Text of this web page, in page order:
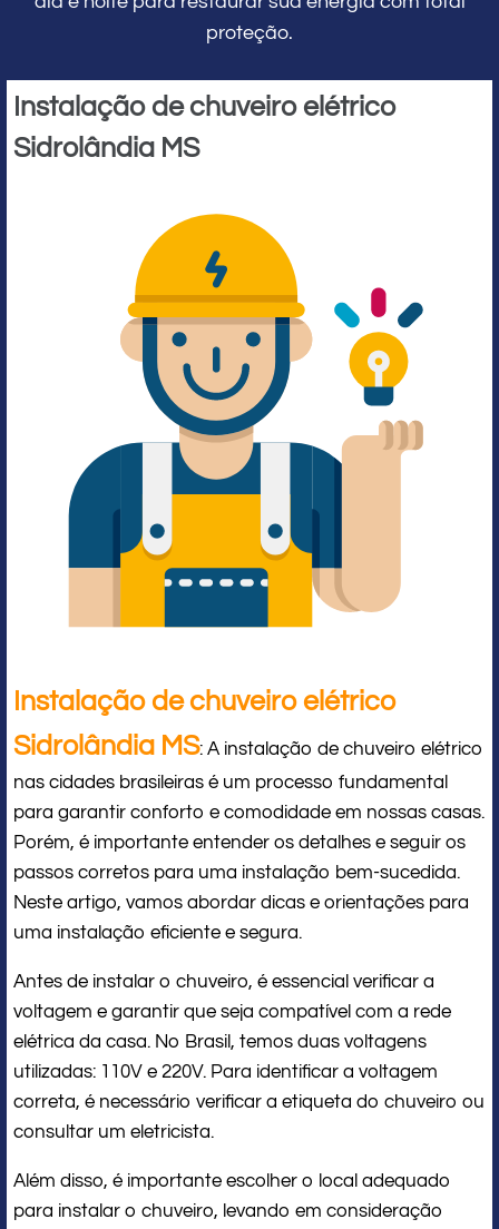
proteção.
Instalação de chuveiro elétrico
Sidrolândia MS
Instalação de chuveiro elétrico
Sidrolândia MS: A instalação de chuveiro elétrico
nas cidades brasileiras é um processo fundamental
para garantir conforto e comodidade em nossas casas.
Porém, é importante entender os detalhes e seguir os
passos corretos para uma instalação bem-sucedida.
Neste artigo, vamos abordar dicas e orientações para
uma instalação eficiente e segura.
Antes de instalar o chuveiro, é essencial verificar a
voltagem e garantir que seja compatível com a rede
elétrica da casa. No Brasil, temos duas voltagens
utilizadas: 110V e 220V. Para identificar a voltagem
correta, é necessário verificar a etiqueta do chuveiro ou
consultar um eletricista.
Além disso, é importante escolher o local adequado
para instalar o chuveiro, levando em consideração